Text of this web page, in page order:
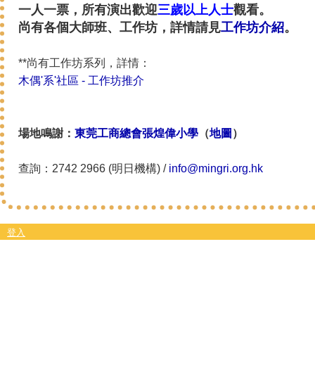
一人一票，所有演出歡迎三歲以上人士觀看。
尚有各個大師班、工作坊，詳情請見工作坊介紹。
**尚有工作坊系列，詳情：
木偶'系'社區 - 工作坊推介
場地鳴謝： 東莞工商總會張煌偉小學 （地圖 ）
查詢：2742 2966 (明日機構) / info@mingri.org.hk
登入